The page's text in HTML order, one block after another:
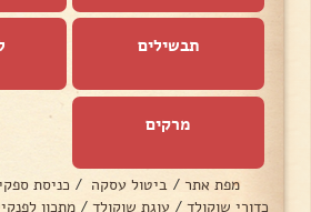
תבשילים
מרקים
מפת אתר / ביטול עסקה / כניסת
כדורי שוקולד / עוגת שוקולד / מתכון